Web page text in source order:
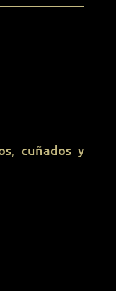
cuñados y